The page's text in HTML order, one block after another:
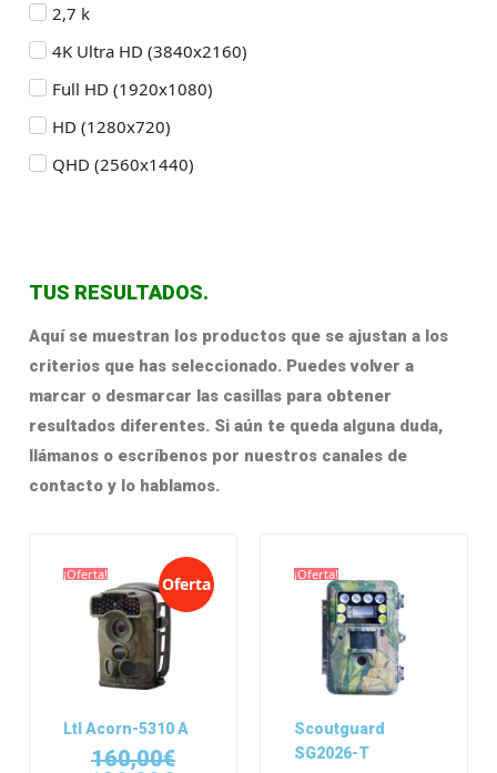
2,7 k
4K Ultra HD (3840x2160)
Full HD (1920x1080)
HD (1280x720)
QHD (2560x1440)
TUS RESULTADOS.
Aquí se muestran los productos que se ajustan a los
criterios que has seleccionado. Puedes volver a
marcar o desmarcar las casillas para obtener
resultados diferentes. Si aún te queda alguna duda,
llámanos o escríbenos por nuestros canales de
contacto y lo hablamos.
¡Oferta! Oferta
Ltl Acorn-5310 A
160,00€
¡Oferta!
Scoutguard
SG2026-T